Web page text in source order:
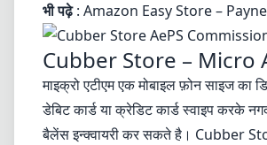
भी पढ़े: Amazon Easy Store –
Cubber Store – Micro
माइक्रो एटीएम एक मोबाइल फ़ोन साइज का
डेबिट कार्ड या क्रेडिट कार्ड स्वाइप करके
बैलेंस इन्क्वायरी कर सकते है। Cubber